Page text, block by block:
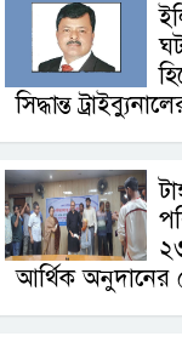
সিদ্ধান্ত
আর্থিক অনুদানের